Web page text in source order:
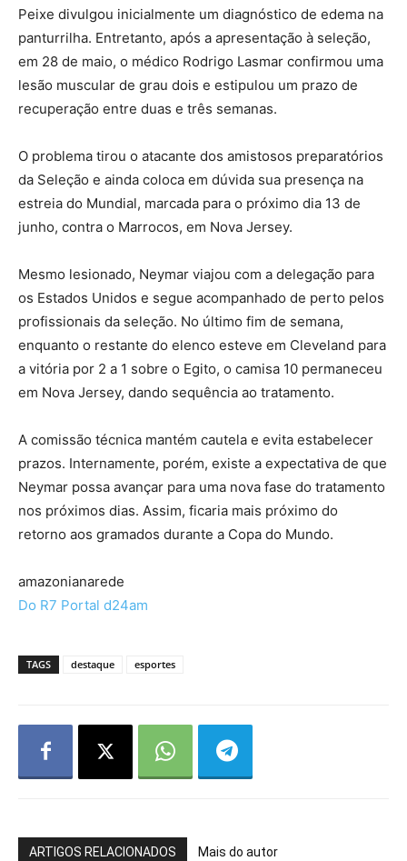
Peixe divulgou inicialmente um diagnóstico de edema na
panturrilha. Entretanto, após a apresentação à seleção,
em 28 de maio, o médico Rodrigo Lasmar confirmou uma
lesão muscular de grau dois e estipulou um prazo de
recuperação entre duas e três semanas.
O problema tirou o atacante dos amistosos preparatórios
da Seleção e ainda coloca em dúvida sua presença na
estreia do Mundial, marcada para o próximo dia 13 de
junho, contra o Marrocos, em Nova Jersey.
Mesmo lesionado, Neymar viajou com a delegação para
os Estados Unidos e segue acompanhado de perto pelos
profissionais da seleção. No último fim de semana,
enquanto o restante do elenco esteve em Cleveland para
a vitória por 2 a 1 sobre o Egito, o camisa 10 permaneceu
em Nova Jersey, dando sequência ao tratamento.
A comissão técnica mantém cautela e evita estabelecer
prazos. Internamente, porém, existe a expectativa de que
Neymar possa avançar para uma nova fase do tratamento
nos próximos dias. Assim, ficaria mais próximo do
retorno aos gramados durante a Copa do Mundo.
amazonianarede
Do R7 Portal d24am
TAGS destaque esportes
ARTIGOS RELACIONADOS Mais do autor